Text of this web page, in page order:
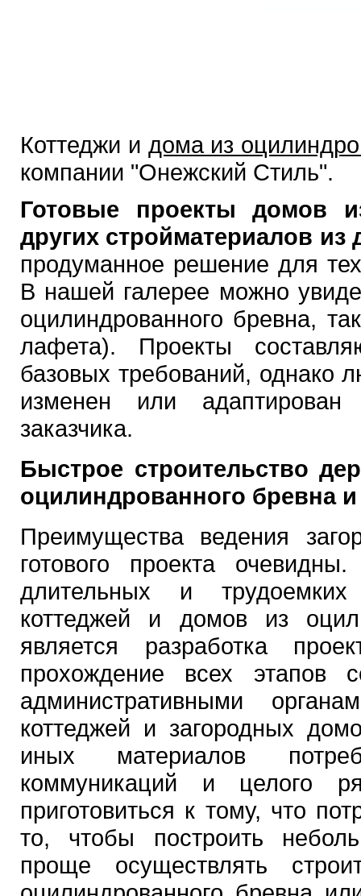
Коттеджи и дома из
компании "Онежский Стиль".
Готовые проекты домов
других стройматериалов из
продуманное решение для
В нашей галерее можно
оцилиндрованного бревна,
лафета). Проекты
базовых требований, однако
изменен или
заказчика.
Быстрое строительство
оцилиндрованного бревна и
Преимущества ведения
готового проекта
длительных и
коттеджей и домов из
является разработка
прохождение всех этапов
административными
коттеджей и загородных
иных материалов
коммуникаций и целого
приготовиться к тому, что
то, чтобы построить
проще осуществлять